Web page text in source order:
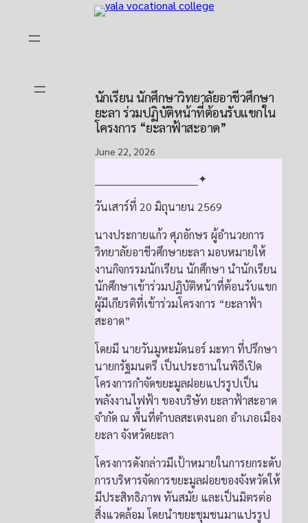
นักเรียน นักศึกษาวิทยาลัยอาชีวศึกษา
ยะลา ร่วมปฏิบัติหน้าที่ต้อนรับแขกใน
โครงการ “ยะลาฟ้าสะอาด”
June 22, 2026
______________________________✦
วันเสาร์ที่ 20 มิถุนายน 2569
นางประกายแก้ว ศุภอักษร ผู้อำนวยการ
วิทยาลัยอาชีวศึกษายะลา มอบหมายให้
งานกิจกรรมนักเรียน นักศึกษา นำนักเรียน
นักศึกษาเข้าร่วมปฏิบัติหน้าที่ต้อนรับแขก
ผู้มีเกียรติที่เข้าร่วมโครงการ “ยะลาฟ้า
สะอาด”
โดยมี นายวันมูหะมัดนอร์ มะทา ที่ปรึกษา
นายกรัฐมนตรี เป็นประธานในพิธีเปิด
โครงการกำจัดขยะมูลฝอยแปรรูปเป็น
พลังงานไฟฟ้า ของบริษัท ยะลาฟ้าสะอาด
จำกัด ณ พื้นที่ตำบลสะเตงนอก อำเภอเมือง
ยะลา จังหวัดยะลา
โครงการดังกล่าวมีเป้าหมายในการยกระดับ
การบริหารจัดการขยะมูลฝอยของจังหวัดให้
มีประสิทธิภาพ ทันสมัย และเป็นมิตรต่อ
สิ่งแวดล้อม โดยนำขยะชุมชนมาแปรรูป